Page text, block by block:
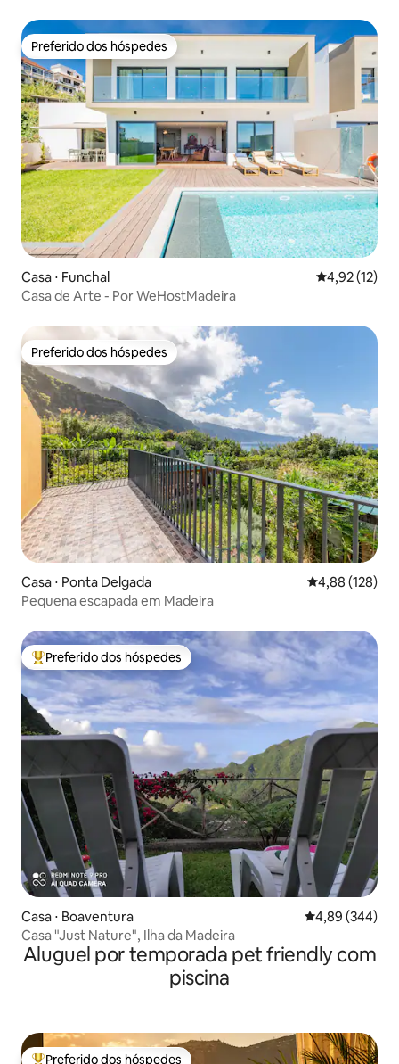
Preferido dos hóspedes
Preferido dos hóspedes
Casa ⋅ Funchal 4,92 de uma
4,92 (12)
Casa de Arte - Por WeHostMadeira
Preferido dos hóspedes
Preferido dos hóspedes
Casa ⋅ Ponta Delgada 4,88 de uma
4,88 (128)
Pequena escapada em Madeira
Entre os melhores preferidos dos hóspedes
Preferido dos hóspedes
Casa ⋅ Boaventura 4,89 de uma
4,89 (344)
Casa "Just Nature", Ilha da Madeira
Aluguel por temporada pet friendly com
piscina
Preferido dos hóspedes